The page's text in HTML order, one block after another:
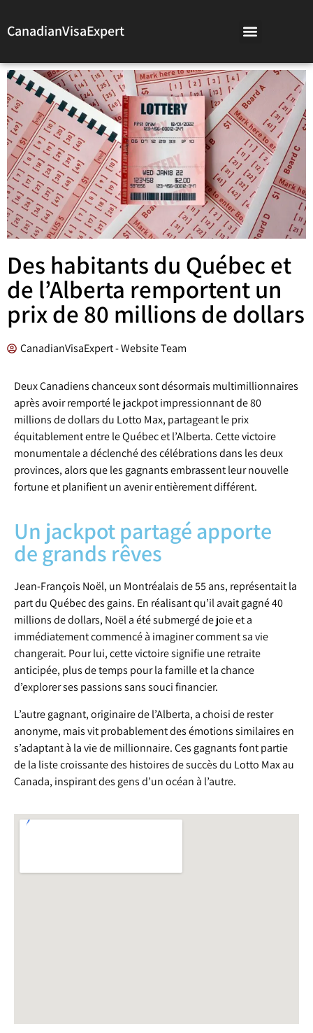
CanadianVisaExpert
Des habitants du Québec et
de l’Alberta remportent un
prix de 80 millions de dollars
CanadianVisaExpert - Website Team
Deux Canadiens chanceux sont désormais multimillionnaires
après avoir remporté le jackpot impressionnant de 80
millions de dollars du Lotto Max, partageant le prix
équitablement entre le Québec et l’Alberta. Cette victoire
monumentale a déclenché des célébrations dans les deux
provinces, alors que les gagnants embrassent leur nouvelle
fortune et planifient un avenir entièrement différent.
Un jackpot partagé apporte
de grands rêves
Jean-François Noël, un Montréalais de 55 ans, représentait la
part du Québec des gains. En réalisant qu’il avait gagné 40
millions de dollars, Noël a été submergé de joie et a
immédiatement commencé à imaginer comment sa vie
changerait. Pour lui, cette victoire signifie une retraite
anticipée, plus de temps pour la famille et la chance
d’explorer ses passions sans souci financier.
L’autre gagnant, originaire de l’Alberta, a choisi de rester
anonyme, mais vit probablement des émotions similaires en
s’adaptant à la vie de millionnaire. Ces gagnants font partie
de la liste croissante des histoires de succès du Lotto Max au
Canada, inspirant des gens d’un océan à l’autre.